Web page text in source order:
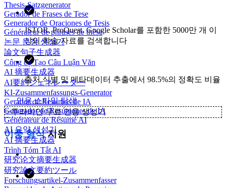
Thesis-Satzgenerator
Gerador de Frases de Tese
Generador de Oraciones de Tesis
Générateur de phrases de thèse
논문 문장 생성기
論文句子生成器
Công cụ Tạo Câu Luận Văn
AI 摘要生成器
AI要約ジェネレーター
KI-Zusammenfassungs-Generator
Gerador de Resumos de IA
Generador de Resúmenes de IA
Générateur de Résumé AI
AI 요약 생성기
AI 摘要生成器
Trình Tóm Tắt AI
研究论文摘要生成器
研究論文要約ツール
Forschungsartikel-Zusammenfasser
JSTOR, ProQuest, Google Scholar를 포함한 5000만 개 이
상의 학술 자료를 검색합니다
출처 식별 및 메타데이터 추출에서 98.5%의 정확도 비율
인용 스타일 탐색
✨투라비안 무료 인용 생성기
이중 형식지원